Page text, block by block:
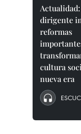
dirigente
reformas
cultura
nueva era